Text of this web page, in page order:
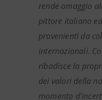
rende omaggio
pittore italiano
provenienti da
internazionali.
ribadisce la
dei valori della
momento